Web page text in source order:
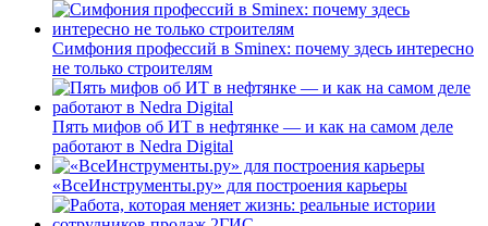
Симфония профессий в Sminex: почему здесь интересно
не только строителям
Пять мифов об ИТ в нефтянке — и как на самом деле
работают в Nedra Digital
«ВсеИнструменты.ру» для построения карьеры